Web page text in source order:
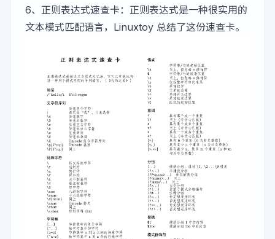
6、 正则表达式速查卡：正则表达式是一种很实用的
文本模式匹配语言，Linuxtoy 总结了这份速查卡。